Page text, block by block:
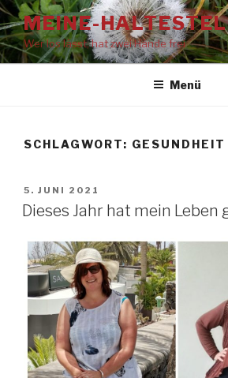
Zum
Inhalt
springen
MEINE-
Wer los lässt, hat zwei Hände frei
Menü
SCHLAGWORT: GESUNDHEIT
VERÖFFENTLICHT
AM
5. JUNI 2021
Dieses Jahr hat mein Leben